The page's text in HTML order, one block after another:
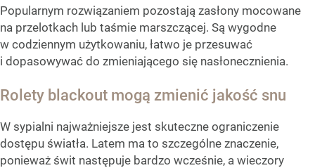
Popularnym rozwiązaniem pozostają zasłony mocowane
na przelotkach lub taśmie marszczącej. Są wygodne
w codziennym użytkowaniu, łatwo je przesuwać
i dopasowywać do zmieniającego się nasłonecznienia.
Rolety blackout mogą zmienić jakość snu
W sypialni najważniejsze jest skuteczne ograniczenie
dostępu światła. Latem ma to szczególne znaczenie,
ponieważ świt następuje bardzo wcześnie, a wieczory